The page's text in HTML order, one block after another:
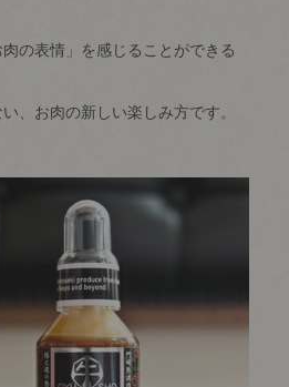
の表情」を感じることができる
、お肉の新しい楽しみ方です。